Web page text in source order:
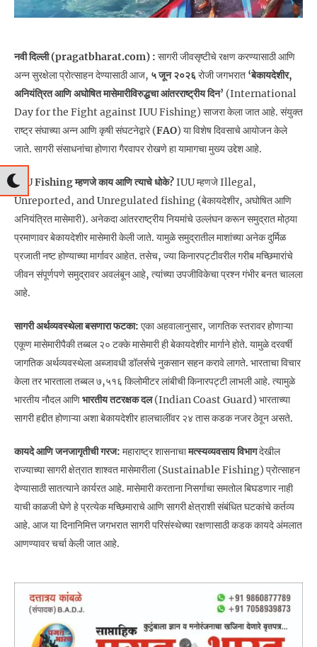
नवी दिल्ली (pragatbharat.com) : सागरी जीवसृष्टीचे रक्षण करण्यासाठी आणि
अन्न सुरक्षेला प्रोत्साहन देण्यासाठी आज, ५ जून २०२६ रोजी जगभरात ‘बेकायदेशीर,
अनियंत्रित आणि अघोषित मासेमारीविरुद्धचा आंतरराष्ट्रीय दिन’ (International
Day for the Fight against IUU Fishing) साजरा केला जात आहे. संयुक्त
राष्ट्र संघाच्या अन्न आणि कृषी संघटनेद्वारे (FAO) या विशेष दिवसाचे आयोजन केले
जाते. सागरी संसाधनांचा होणारा गैरवापर रोखणे हा यामागचा मुख्य उद्देश आहे.
IUU Fishing म्हणजे काय आणि त्याचे धोके?IUU म्हणजे Illegal,
Unreported, and Unregulated fishing (बेकायदेशीर, अघोषित आणि
अनियंत्रित मासेमारी). अनेकदा आंतरराष्ट्रीय नियमांचे उल्लंघन करून समुद्रात मोठ्या
प्रमाणावर बेकायदेशीर मासेमारी केली जाते. यामुळे समुद्रातील माशांच्या अनेक दुर्मिळ
प्रजाती नष्ट होण्याच्या मार्गावर आहेत. तसेच, ज्या किनारपट्टीवरील गरीब मच्छिमारांचे
जीवन संपूर्णपणे समुद्रावर अवलंबून आहे, त्यांच्या उपजीविकेचा प्रश्न गंभीर बनत चालला
आहे.
सागरी अर्थव्यवस्थेला बसणारा फटका: एका अहवालानुसार, जागतिक स्तरावर होणाऱ्या
एकूण मासेमारीपैकी तब्बल २० टक्के मासेमारी ही बेकायदेशीर मार्गाने होते. यामुळे दरवर्षी
जागतिक अर्थव्यवस्थेला अब्जावधी डॉलर्सचे नुकसान सहन करावे लागते. भारताचा विचार
केला तर भारताला तब्बल ७,५१६ किलोमीटर लांबीची किनारपट्टी लाभली आहे. त्यामुळे
भारतीय नौदल आणिभारतीय तटरक्षक दल(Indian Coast Guard) भारताच्या
सागरी हद्दीत होणाऱ्या अशा बेकायदेशीर हालचालींवर २४ तास कडक नजर ठेवून असते.
कायदे आणि जनजागृतीची गरज: महाराष्ट्र शासनाचामत्स्यव्यवसाय विभागदेखील
राज्याच्या सागरी क्षेत्रात शाश्वत मासेमारीला (Sustainable Fishing) प्रोत्साहन
देण्यासाठी सातत्याने कार्यरत आहे. मासेमारी करताना निसर्गाचा समतोल बिघडणार नाही
याची काळजी घेणे हे प्रत्येक मच्छिमाराचे आणि सागरी क्षेत्राशी संबंधित घटकांचे कर्तव्य
आहे. आज या दिनानिमित्त जगभरात सागरी परिसंस्थेच्या रक्षणासाठी कडक कायदे अंमलात
आणण्यावर चर्चा केली जात आहे.